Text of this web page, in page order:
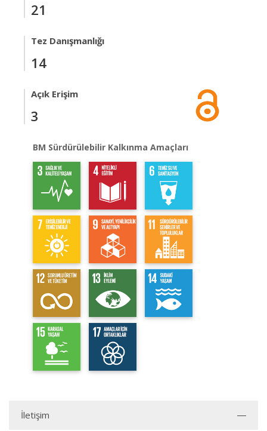
21
Tez Danışmanlığı
14
Açık Erişim
3
BM Sürdürülebilir Kalkınma Amaçları
İletişim